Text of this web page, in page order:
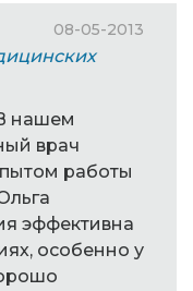
08-05-2013
нашем
врач
работы
эффективна
особенно у